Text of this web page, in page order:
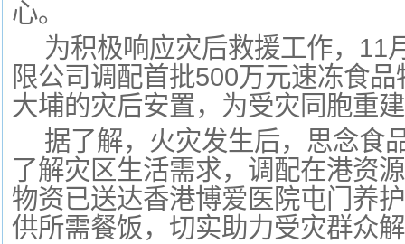
心。
为积极响应灾后救援工作，11
限公司调配首批500万元速冻食
大埔的灾后安置，为受灾同胞重
据了解，火灾发生后，思念食
了解灾区生活需求，调配在港资
物资已送达香港博爱医院屯门养
供所需餐饭，切实助力受灾群众